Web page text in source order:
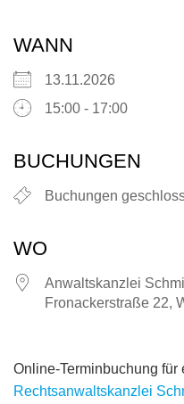
WANN
13.11.2026
15:00 - 17:00
BUCHUNGEN
Buchungen
WO
Anwaltskanzlei
Fronackerstraße 22,
Online-Terminbuchung
Rechtsanwaltskanzlei